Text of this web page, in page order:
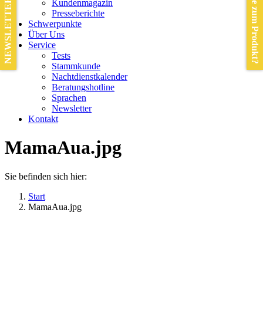
Kundenmagazin
Presseberichte
Schwerpunkte
Über Uns
Service
Tests
Stammkunde
Nachtdienstkalender
Beratungshotline
Sprachen
Newsletter
Kontakt
MamaAua.jpg
Sie befinden sich hier:
Start
MamaAua.jpg
Frage zum Produkt?
NEWSLETTER